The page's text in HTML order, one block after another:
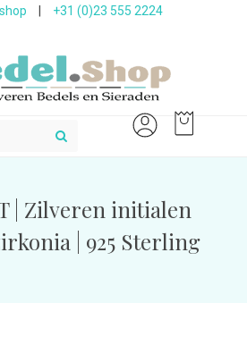
+31 (0)23 555 2224
| Zilveren initialen
| 925 Sterling